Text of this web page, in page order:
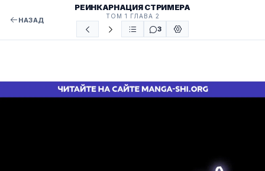
НАЗАД
РЕИНКАРНАЦИЯ СТРИМЕРА
ТОМ 1 ГЛАВА 2
3